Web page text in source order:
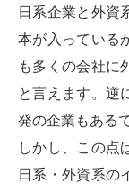
日系企業と外資
本が入っている
も多くの会社に
と言えます。逆
発の企業もある
しかし、この点
日系・外資系の